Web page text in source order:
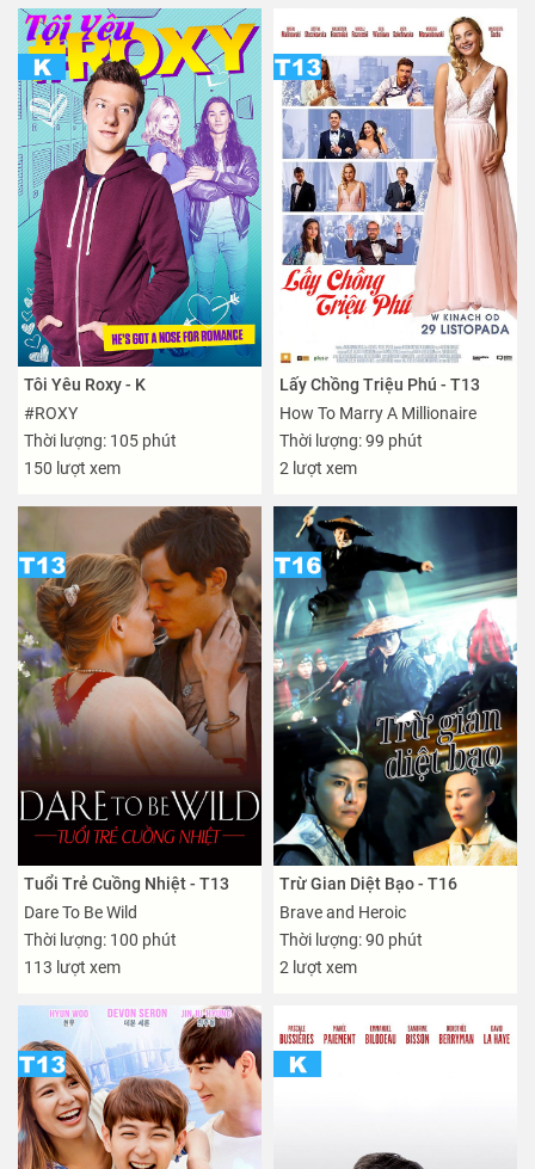
Tôi Yêu Roxy - K
#ROXY
Thời lượng: 105 phút
150 lượt xem
Lấy Chồng Triệu Phú - T13
How To Marry A Millionaire
Thời lượng: 99 phút
2 lượt xem
Tuổi Trẻ Cuồng Nhiệt - T13
Dare To Be Wild
Thời lượng: 100 phút
113 lượt xem
Trừ Gian Diệt Bạo - T16
Brave and Heroic
Thời lượng: 90 phút
2 lượt xem